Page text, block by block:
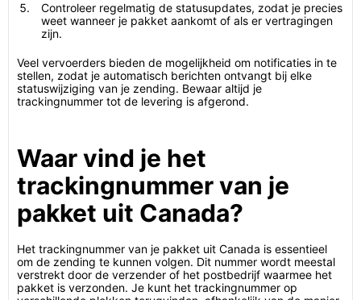
Controleer regelmatig de statusupdates, zodat je precies
weet wanneer je pakket aankomt of als er vertragingen
zijn.
Veel vervoerders bieden de mogelijkheid om notificaties in te
stellen, zodat je automatisch berichten ontvangt bij elke
statuswijziging van je zending. Bewaar altijd je
trackingnummer tot de levering is afgerond.
Waar vind je het
trackingnummer van je
pakket uit Canada?
Het trackingnummer van je pakket uit Canada is essentieel
om de zending te kunnen volgen. Dit nummer wordt meestal
verstrekt door de verzender of het postbedrijf waarmee het
pakket is verzonden. Je kunt het trackingnummer op